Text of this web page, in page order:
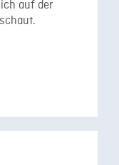
auf der